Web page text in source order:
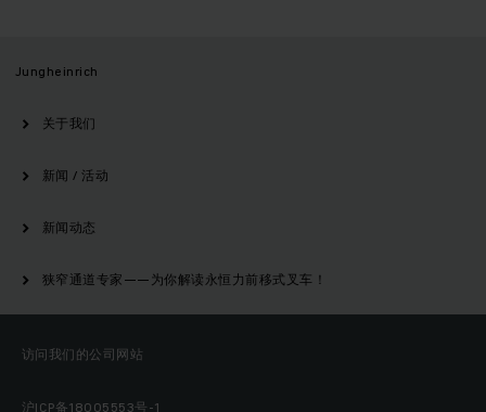
Jungheinrich
关于我们
新闻 / 活动
新闻动态
狭窄通道专家——为你解读永恒力前移式叉车！
访问我们的公司网站
沪ICP备18005553号-1